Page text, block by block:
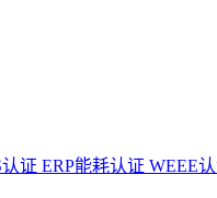
证 ERP能耗认证 WEEE